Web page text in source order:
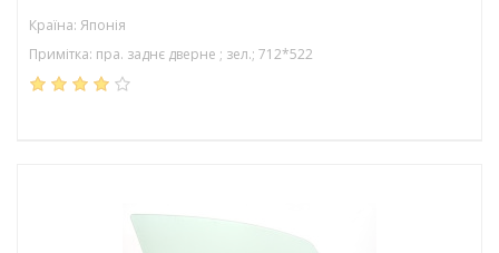
Країна: Японія
Примітка: пра. заднє дверне ; зел.; 712*522